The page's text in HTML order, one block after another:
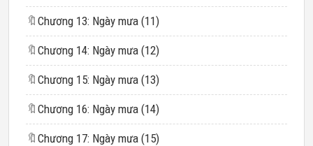
🔖 Chương 13: Ngày mưa (11)
🔖 Chương 14: Ngày mưa (12)
🔖 Chương 15: Ngày mưa (13)
🔖 Chương 16: Ngày mưa (14)
🔖 Chương 17: Ngày mưa (15)